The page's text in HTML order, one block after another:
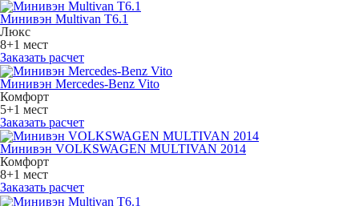
Минивэн Multivan Т6.1
Люкс
8+1 мест
Заказать расчет
Минивэн Mercedes-Benz Vito
Комфорт
5+1 мест
Заказать расчет
Минивэн VOLKSWAGEN MULTIVAN 2014
Комфорт
8+1 мест
Заказать расчет